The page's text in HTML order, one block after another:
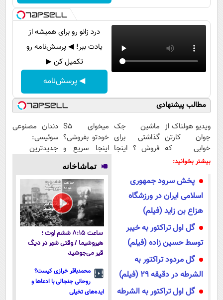
فناوری
گوناگون
محیط زیست
فرهنگی
اجتماعی
حیات وحش
روانشناسی
آشپزی
درد زانو رو برای همیشه از
یادت ببر! ◀ پرسش‌نامه رو
تکمیل کن ▶
◀ پرسش‌نامه
مطالب پیشنهادی
ویدیو هولناک از
جوان کارتن
خوابی که
میلیاردر شد.
ماشین جک
گذاشتی برای
فروش ؟ اینجا
میخوای S5
خودتو بفروشی؟
اینجا سریع و
منصفانه تر
بفروش
دندان مصنوعی
سوئیسی:
جدیدترین
پرداخت قسطی
بیشتر بخوانید:
پخش سرود جمهوری
اسلامی ایران در ورزشگاه
هزاع بن زاید (فیلم)
گل اول تراکتور به خیبر
توسط حسین زاده (فیلم)
گل مردود تراکتور به
الشرطه در دقیقه ۲۹ (فیلم)
گل اول تراکتور به الشرطه
تماشاخانه
ساعت ۸:۱۵ ششم اوت ؛
هیروشیما / وقتی شهر در دیگ
قیر می‌جوشید
محمدباقر خرازی کیست؟
روحانی جنجالی با ادعاها و
ایده‌های تخیلی